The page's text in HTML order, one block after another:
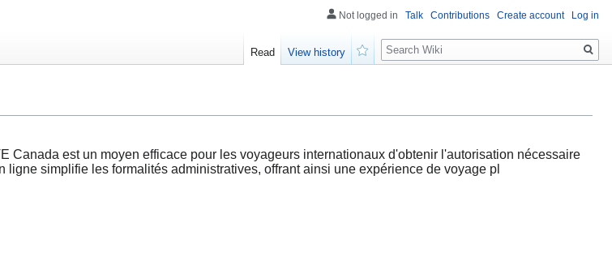
Canada est un moyen efficace pour les voyageurs internationaux d'obtenir l'autorisation nécessaire
simplifie les formalités administratives, offrant ainsi une expérience de voyage pl
Not logged in Talk Contributions Create account Log in
Read
View history
Search